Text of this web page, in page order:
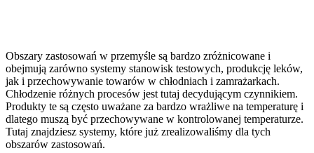
Obszary zastosowań w przemyśle są bardzo zróżnicowane i
obejmują zarówno systemy stanowisk testowych, produkcję leków,
jak i przechowywanie towarów w chłodniach i zamrażarkach.
Chłodzenie różnych procesów jest tutaj decydującym czynnikiem.
Produkty te są często uważane za bardzo wrażliwe na temperaturę i
dlatego muszą być przechowywane w kontrolowanej temperaturze.
Tutaj znajdziesz systemy, które już zrealizowaliśmy dla tych
obszarów zastosowań.